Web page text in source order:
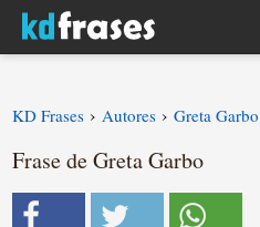
KD Frases › Autores › Greta Garbo
Frase de Greta Garbo